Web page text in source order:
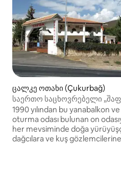
ცალკე ოთახი (Çukurbağ)
საერთო საცხოვრებელი
1990 yılından bu yanabalkon
oturma odası bulunan on
her mevsiminde doğa
dağcılara ve kuş